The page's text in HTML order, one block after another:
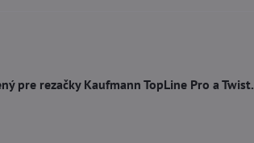
pre rezačky Kaufmann TopLine Pro a Twist.